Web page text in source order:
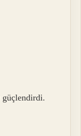
güçlendirdi.